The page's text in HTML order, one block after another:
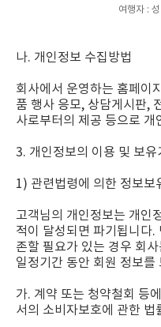
여행자 :
나. 개인정보 수집방법
회사에서 운영하는 홈페이
품 행사 응모, 상담게시판,
사로부터의 제공 등으로 개
3. 개인정보의 이용 및 보유
1) 관련법령에 의한 정보보
고객님의 개인정보는 개인
적이 달성되면 파기됩니다.
존할 필요가 있는 경우 회
일정기간 동안 회원 정보를
가. 계약 또는 청약철회 등
서의 소비자보호에 관한 법